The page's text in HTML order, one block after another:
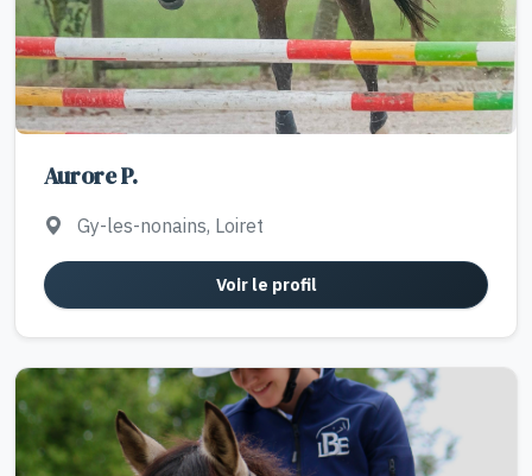
Aurore P.
Gy-les-nonains, Loiret
Voir le profil